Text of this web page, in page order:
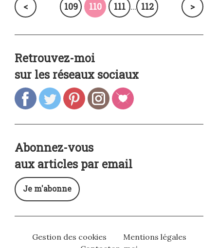
< 109 110 111 ... >
112
Retrouvez-moi
sur les réseaux sociaux
Abonnez-vous
aux articles par email
Je m'abonne
Gestion des cookies
Mentions légales